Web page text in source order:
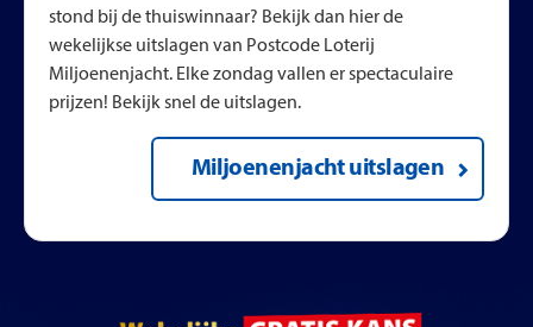
stond bij de thuiswinnaar? Bekijk dan hier de
wekelijkse uitslagen van Postcode Loterij
Miljoenenjacht. Elke zondag vallen er spectaculaire
prijzen! Bekijk snel de uitslagen.
Miljoenenjacht uitslagen